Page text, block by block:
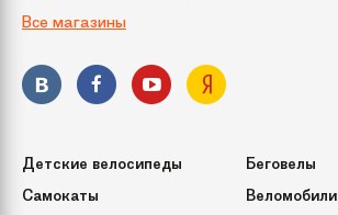
Все магазины
Детские велосипеды
Беговелы
Самокаты
Веломобили